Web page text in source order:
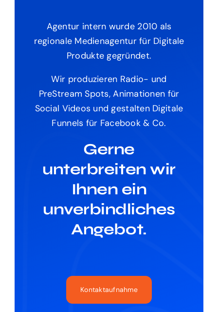
Agentur intern wurde 2010 als
regionale Medienagentur für Digitale
Produkte gegründet.
Wir produzieren Radio- und
PreStream Spots, Animationen für
Social Videos und gestalten Digitale
Funnels für Facebook & Co.
Gerne
unterbreiten wir
Ihnen ein
unverbindliches
Angebot.
Kontaktaufnahme